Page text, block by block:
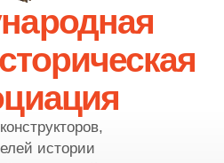
истории